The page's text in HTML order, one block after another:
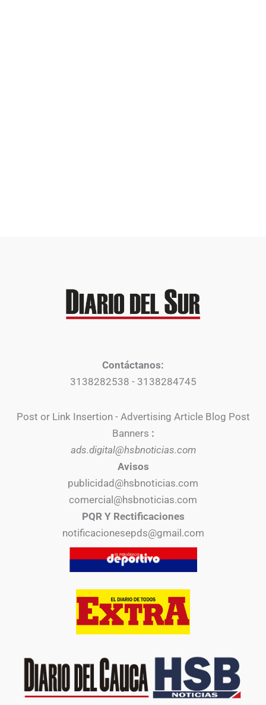
Contáctanos:
3138282538 - 3138284745
Post or Link Insertion - Advertising Article Blog Post
Banners :
ads.digital@hsbnoticias.com
Avisos
publicidad@hsbnoticias.com
comercial@hsbnoticias.com
PQR Y Rectificaciones
notificacionesepds@gmail.com